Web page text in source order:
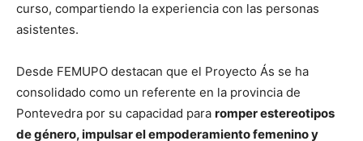
curso, compartiendo la experiencia con las personas
asistentes.
Desde FEMUPO destacan que el Proyecto Ás se ha
consolidado como un referente en la provincia de
Pontevedra por su capacidad para romper estereotipos
de género, impulsar el empoderamiento femenino y